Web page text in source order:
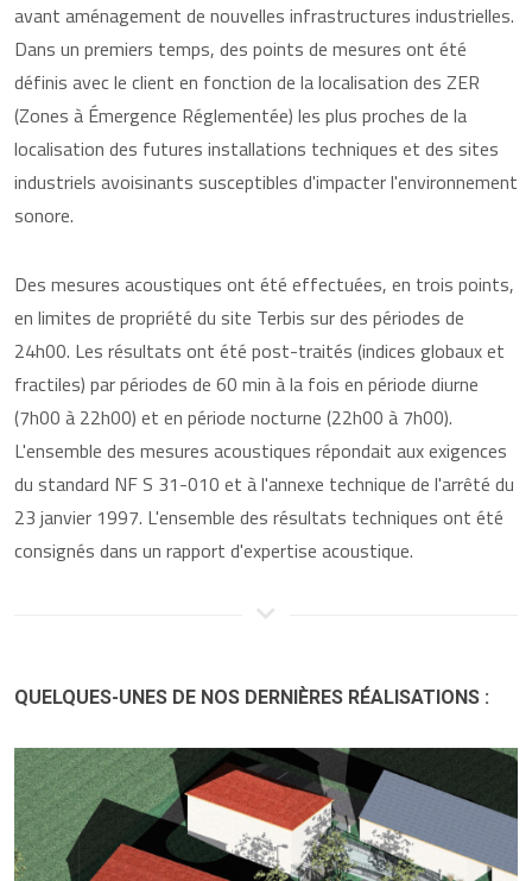
avant aménagement de nouvelles infrastructures industrielles.
Dans un premiers temps, des points de mesures ont été
définis avec le client en fonction de la localisation des ZER
(Zones à Émergence Réglementée) les plus proches de la
localisation des futures installations techniques et des sites
industriels avoisinants susceptibles d'impacter l'environnement
sonore.
Des mesures acoustiques ont été effectuées, en trois points,
en limites de propriété du site Terbis sur des périodes de
24h00. Les résultats ont été post-traités (indices globaux et
fractiles) par périodes de 60 min à la fois en période diurne
(7h00 à 22h00) et en période nocturne (22h00 à 7h00).
L'ensemble des mesures acoustiques répondait aux exigences
du standard NF S 31-010 et à l'annexe technique de l'arrêté du
23 janvier 1997. L'ensemble des résultats techniques ont été
consignés dans un rapport d'expertise acoustique.
QUELQUES-UNES DE NOS DERNIÈRES RÉALISATIONS :